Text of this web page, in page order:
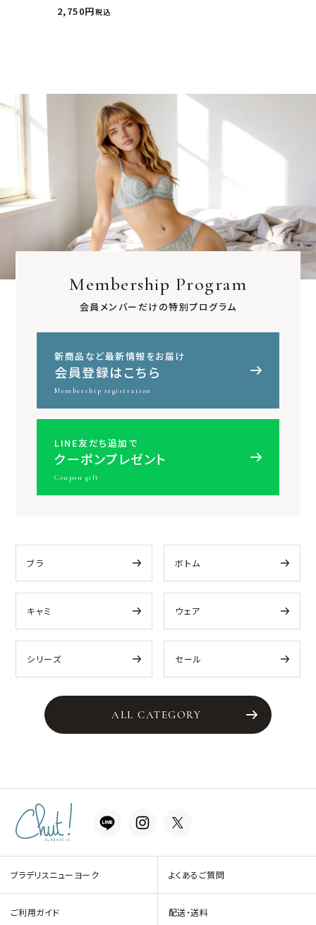
2,750
税込
Membership Program
会員メンバーだけの特別プログラム
新商品など最新情報をお届け
会員登録はこちら
Membership registration
LINE友だち追加で
クーポンプレゼント
Coupon gift
ブラ ボトム
キャミ ウェア
シリーズ セール
ALL CATEGORY
ブラデリスニューヨーク よくあるご質問
ご利用ガイド 配送・送料